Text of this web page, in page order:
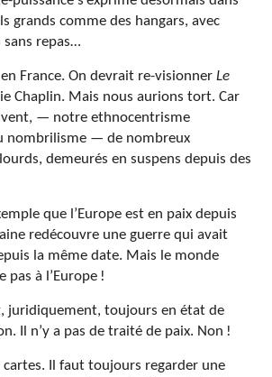
grands comme des hangars, avec
repas…
France. On devrait re-visionner Le
Chaplin. Mais nous aurions tort. Car
— notre ethnocentrisme
nombrilisme — de nombreux
demeurés en suspens depuis des
que l’Europe est en paix depuis
redécouvre une guerre qui avait
la même date. Mais le monde
pas à l’Europe !
juridiquement, toujours en état de
Il n’y a pas de traité de paix. Non !
cartes. Il faut toujours regarder une